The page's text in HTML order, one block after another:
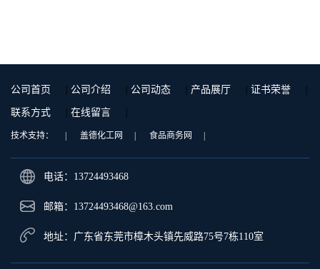
公司首页 | 公司介绍 | 公司动态 | 产品展厅 | 证书荣誉 |
联系方式 | 在线留言 |
技术支持： | 盖德化工网 | 食品商务网 |
电话：13724493468
邮箱： 13724493468@163.com
地址：广东省东莞市樟木头镇先威路75号7栋110室